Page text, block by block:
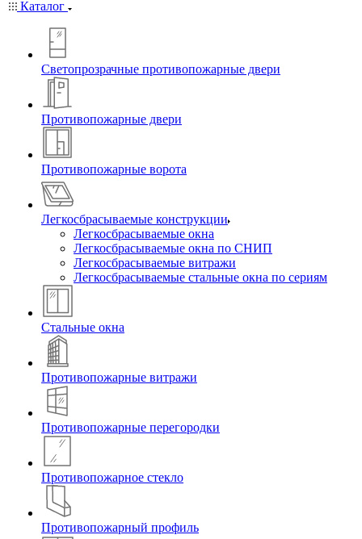
Каталог
Светопрозрачные противопожарные двери
Противопожарные двери
Противопожарные ворота
Легкосбрасываемые конструкции
Легкосбрасываемые окна
Легкосбрасываемые окна по СНИП
Легкосбрасываемые витражи
Легкосбрасываемые стальные окна по сериям
Стальные окна
Противопожарные витражи
Противопожарные перегородки
Противопожарное стекло
Противопожарный профиль